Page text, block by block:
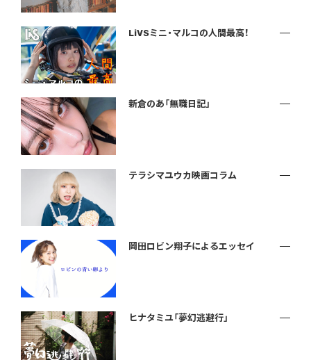
LiVSミニ・マルコの人間最高！
新倉のあ「無職日記」
テラシマユウカ映画コラム
岡田ロビン翔子によるエッセイ
ヒナタミユ「夢幻逃避行」